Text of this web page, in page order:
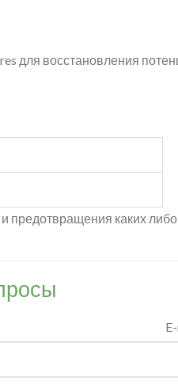
для восстановления
предотвращения каких